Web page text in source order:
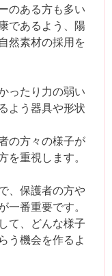
のある方も多い
であるよう、陽
然素材の採用を
ったり力の弱い
よう器具や形状
の方々の様子が
重視します。
、保護者の方や
一番重要です。
て、どんな様子
う機会を作るよ